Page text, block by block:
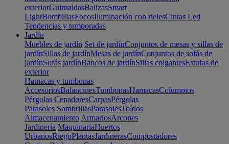
exteriorGuirnaldasBalizasSmart
LightBombillasFocosIluminación con rielesCintas Led
Tendencias y temporadas
Jardín
Muebles de jardín Set de jardínConjuntos de mesas y sillas de
jardínSillas de jardínMesas de jardínConjuntos de sofás de
jardínSofás jardínBancos de jardínSillas colgantesEstufas de
exterior
Hamacas y tumbonas
AccesoriosBalancinesTumbonasHamacasColumpios
Pérgolas CenadoresCarpasPérgolas
Parasoles SombrillasParasolesToldos
Almacenamiento ArmariosArcones
Jardinería MaquinariaHuertos
UrbanosRiegoPlantasJardinerasCompostadores